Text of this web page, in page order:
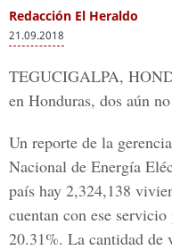
Redacción El Heraldo
21.09.2018
TEGUCIGALPA,
en Honduras, dos aún
Un reporte de la
Nacional de Energía
país hay 2,324,138
cuentan con ese
20.31%. La cantidad de